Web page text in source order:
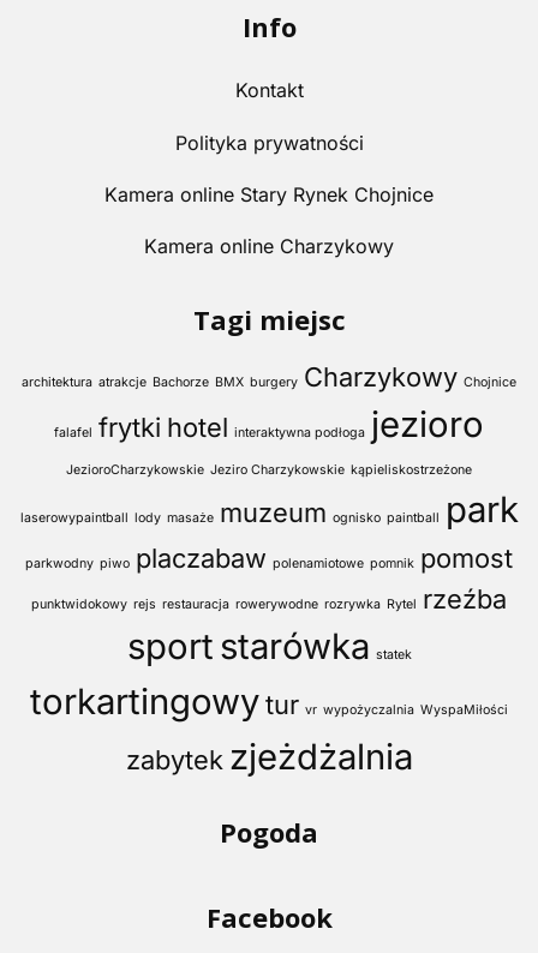
Info
Kontakt
Polityka prywatności
Kamera online Stary Rynek Chojnice
Kamera online Charzykowy
Tagi miejsc
architektura atrakcje Bachorze BMX burgery Charzykowy Chojnice
falafel frytki hotel interaktywna podłoga jezioro
JezioroCharzykowskie Jeziro Charzykowskie kąpieliskostrzeżone
laserowypaintball lody masaże muzeum ognisko paintball park
parkwodny piwo placzabaw polenamiotowe pomnik pomost
punktwidokowy rejs restauracja rowerywodne rozrywka Rytel rzeźba
sport starówka statek
torkartingowytur vr wypożyczalnia WyspaMiłości
zabytek zjeżdżalnia
Pogoda
Facebook